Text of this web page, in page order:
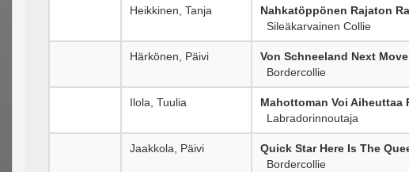
Heikkinen, Tanja
Nahkatöppönen Rajaton
Sileäkarvainen Collie
Härkönen, Päivi
Von Schneeland Next Move
Bordercollie
Ilola, Tuulia
Mahottoman Voi Aiheuttaa
Labradorinnoutaja
Jaakkola, Päivi
Quick Star Here Is The
Bordercollie